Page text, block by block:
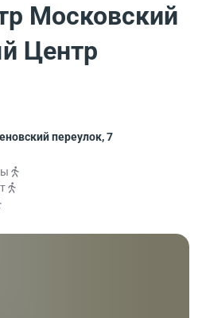
Московский
Центр
переулок, 7